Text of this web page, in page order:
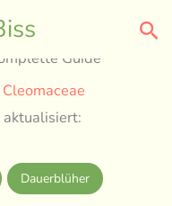
Guide
aktualisiert:
Dauerblüher